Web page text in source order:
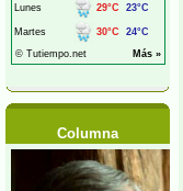
Columna